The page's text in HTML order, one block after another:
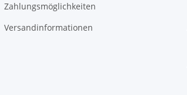
Zahlungsmöglichkeiten
Versandinformationen